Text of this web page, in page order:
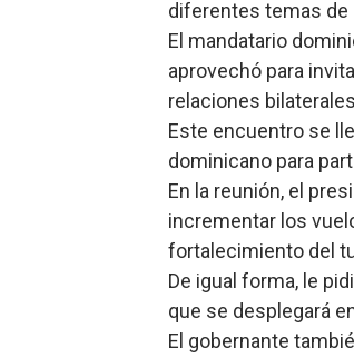
Lee
diferentes temas de
El mandatario
aprovechó para
relaciones
Este encuentro se
dominicano para
En la reunión, el
incrementar los
fortalecimiento del
De igual forma, le
que se desplegará
El gobernante